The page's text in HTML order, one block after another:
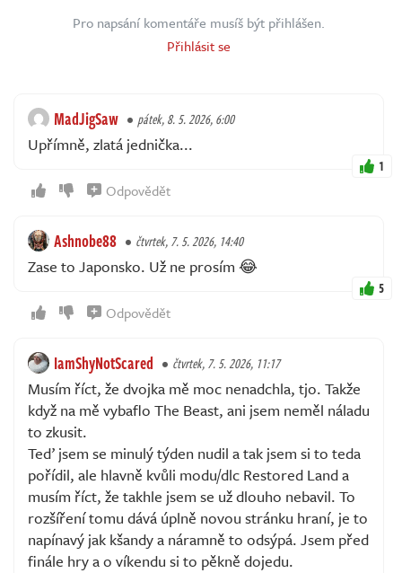
Pro napsání komentáře musíš být přihlášen.
Přihlásit se
MadJigSaw pátek, 8. 5. 2026, 6:00
Upřímně, zlatá jednička...
1
Odpovědět
Ashnobe88 čtvrtek, 7. 5. 2026, 14:40
Zase to Japonsko. Už ne prosím 😂
5
Odpovědět
IamShyNotScared čtvrtek, 7. 5. 2026, 11:17
Musím říct, že dvojka mě moc nenadchla, tjo. Takže
když na mě vybaflo The Beast, ani jsem neměl náladu
to zkusit.
Teď jsem se minulý týden nudil a tak jsem si to teda
pořídil, ale hlavně kvůli modu/dlc Restored Land a
musím říct, že takhle jsem se už dlouho nebavil. To
rozšíření tomu dává úplně novou stránku hraní, je to
napínavý jak kšandy a náramně to odsýpá. Jsem před
finále hry a o víkendu si to pěkně dojedu.